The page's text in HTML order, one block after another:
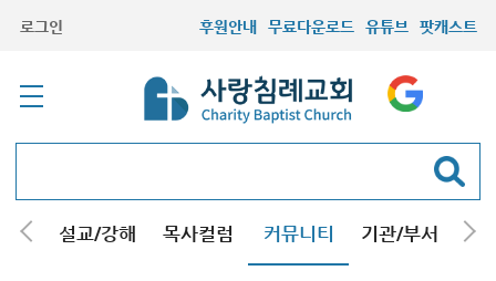
로그인 후원안내 무료다운로드 유튜브 팟캐스트
내 설교/강해 목사컬럼 커뮤니티 기관/부서 선